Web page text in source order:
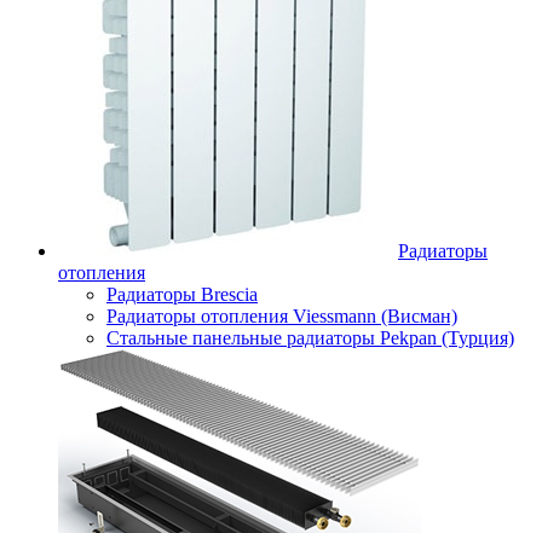
Радиаторы
отопления
Радиаторы Brescia
Радиаторы отопления Viessmann (Висман)
Стальные панельные радиаторы Pekpan (Турция)